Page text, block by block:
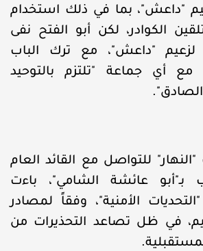
"داعش"، بما في ذلك استخدام
الكوادر، لكن أبو الفتح نفى
لزعيم "داعش"، مع ترك الباب
مع أي جماعة "تلتزم بالتوحيد
للتواصل مع القائد العام
بـ"أبو عائشة الشامي"، باءت
الأمنية"، وفقاً لمصادر
في ظل تصاعد التحذيرات من